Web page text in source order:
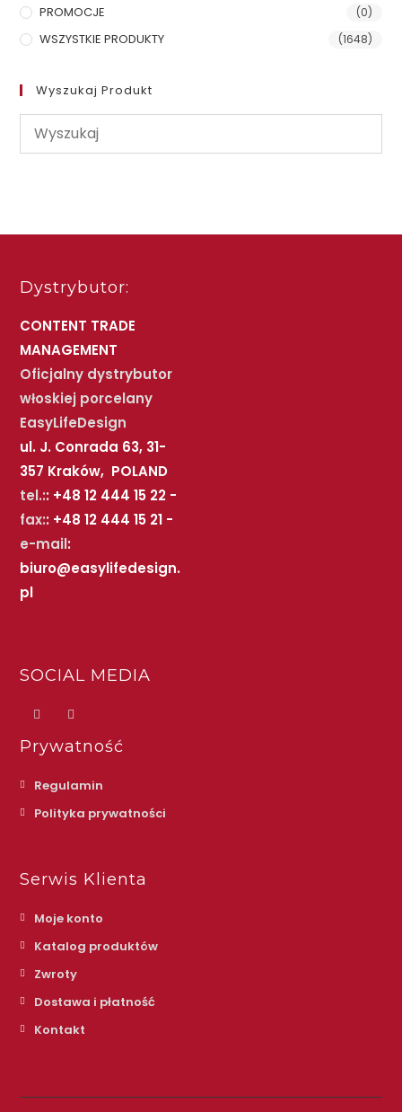
PROMOCJE (0)
WSZYSTKIE PRODUKTY (1648)
Wyszukaj Produkt
Dystrybutor:
CONTENT TRADE
MANAGEMENT
Oficjalny dystrybutor
włoskiej porcelany
EasyLifeDesign
ul. J. Conrada 63, 31-
357 Kraków, POLAND
tel.:: +48 12 444 15 22 -
fax:: +48 12 444 15 21 -
e-mail:
biuro@easylifedesign.
pl
SOCIAL MEDIA
Prywatność
Regulamin
Polityka prywatności
Serwis Klienta
Moje konto
Katalog produktów
Zwroty
Dostawa i płatność
Kontakt